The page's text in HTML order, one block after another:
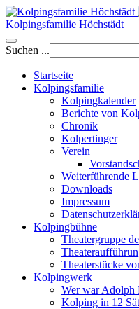
Kolpingsfamilie Höchstädt
Suchen ...
Startseite
Kolpingsfamilie
Kolpingkalender
Berichte von
Chronik
Kolpertinger
Verein
Weiterführende
Downloads
Impressum
Kolpingbühne
Theatergruppe
Theaterstücke
Kolpingwerk
Wer war Adolph
Kolping in 12